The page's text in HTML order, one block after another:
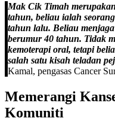
Mak Cik Timah
tahun, beliau ialah
tahun lalu. Beliau
berumur 40 tahun. Tidak
kemoterapi oral, tetapi
salah satu kisah teladan
Kamal, pengasas Cancer
Memerangi
Komuniti